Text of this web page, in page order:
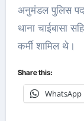
अनुमंडल पुलिस
थाना चाईबासा
कर्मी शामिल थे।
Share this:
WhatsApp